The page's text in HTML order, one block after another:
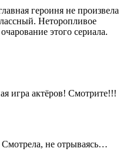
героиня не произвела
Неторопливое
этого сериала.
игра актёров! Смотрите!!!
не отрываясь…